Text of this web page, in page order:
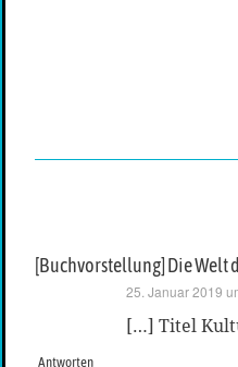
[Buchvorstellung] Die Welt
25. Januar 2019
[…] Titel
Antworten